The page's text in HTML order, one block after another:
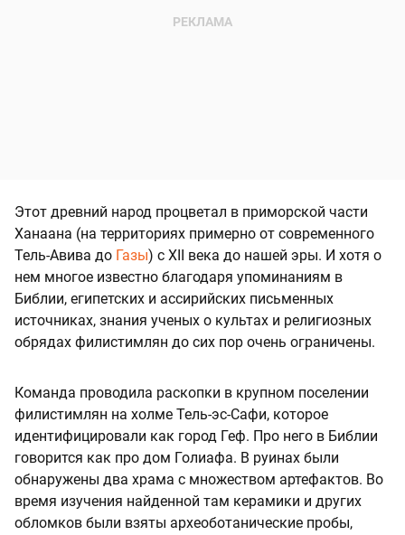
Этот древний народ процветал в приморской части
Ханаана (на территориях примерно от современного
Тель-Авива до Газы) с XII века до нашей эры. И хотя о
нем многое известно благодаря упоминаниям в
Библии, египетских и ассирийских письменных
источниках, знания ученых о культах и религиозных
обрядах филистимлян до сих пор очень ограничены.
Команда проводила раскопки в крупном поселении
филистимлян на холме Тель-эс-Сафи, которое
идентифицировали как город Геф. Про него в Библии
говорится как про дом Голиафа. В руинах были
обнаружены два храма с множеством артефактов. Во
время изучения найденной там керамики и других
обломков были взяты археоботанические пробы,